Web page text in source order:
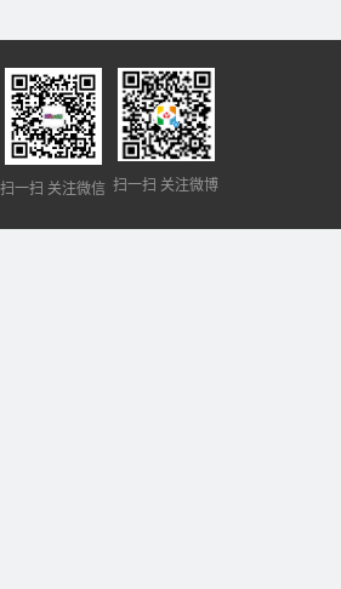
扫一扫 关注微信 扫一扫 关注微博